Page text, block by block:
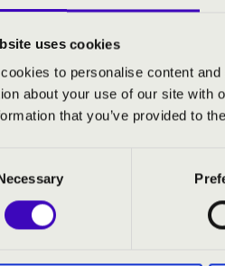
uses cookies
to personalise content
about your use of our site with
that you’ve provided to
Pest vármegye
BÉRLET- ÉS
ELŐADÓK: